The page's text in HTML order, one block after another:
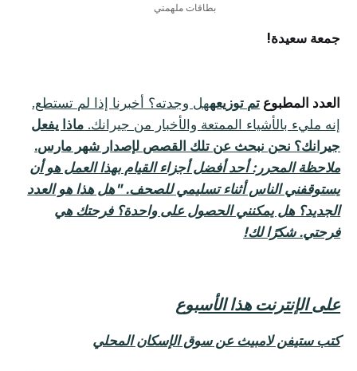
بطاقات ملهمتي
جمعة سعيدة!
العدد المطبوع تم توزيعههل وجدته؟ أخبرنا إذا لم تستطع.
إنه مليء بالأشياء الممتعة والأخبار من جيرانك. ماذا يفعل
جيرانك؟ نحن نبحث عن تلك القصص لإصدار شهر مارس.
ملاحظة المحرر: أحد أفضل أجزاء القيام بهذا العمل هو أن
يستوقفني الناس أثناء تسليمي للصحف. "هل هذا هو العدد
الجديد؟ هل يمكنني الحصول على واحدة؟ فرحتك هي
فرحتي. شكرًا لك!
على الإنترنت هذا الأسبوع
كتب ستيفن لامبيث عنسوق الإسكان المحلي